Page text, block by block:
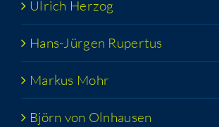
Ulrich Her­zog
Hans-Jür­­gen Rupertus
Mar­kus Mohr
Björn von Olnhausen